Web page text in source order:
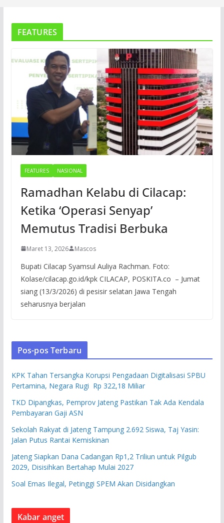
FEATURES
FEATURES NASIONAL
Ramadhan Kelabu di Cilacap:
Ketika ‘Operasi Senyap’
Memutus Tradisi Berbuka
Maret 13, 2026 Mascos
Bupati Cilacap Syamsul Auliya Rachman. Foto:
Kolase/cilacap.go.id/kpk CILACAP, POSKITA.co – Jumat
siang (13/3/2026) di pesisir selatan Jawa Tengah
seharusnya berjalan
Pos-pos Terbaru
KPK Tahan Tersangka Korupsi Pengadaan Digitalisasi SPBU
Pertamina, Negara Rugi Rp 322,18 Miliar
TKD Dipangkas, Pemprov Jateng Pastikan Tak Ada Kendala
Pembayaran Gaji ASN
Sekolah Rakyat di Jateng Tampung 2.692 Siswa, Taj Yasin:
Jalan Putus Rantai Kemiskinan
Jateng Siapkan Dana Cadangan Rp1,2 Triliun untuk Pilgub
2029, Disisihkan Bertahap Mulai 2027
Soal Emas Ilegal, Petinggi SPEM Akan Disidangkan
Kabar anget